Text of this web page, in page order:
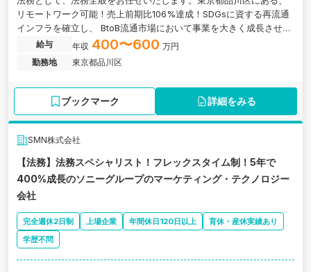
リモートワーク可能！売上前期比106%達成！SDGsに資する再流通
インフラを確立し、 BtoB流通市場において事業を大きく成長させて
きたグロース上場企業の求人です。
給与 年収 400〜600 万円
勤務地
東京都品川区
ブックマーク 詳細をみる
SMN株式会社
【法務】法務スペシャリスト！フレックスタイム制！5年で
400%成長のソニーグループのマーケティング・テクノロジー
会社
完全週休2日制 上場企業 年間休日120日以上
育休・産休実績あり
学歴不問